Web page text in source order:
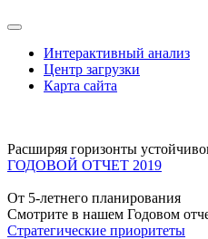
Интерактивный анализ
Центр загрузки
Карта сайта
Расширяя горизонты
ГОДОВОЙ ОТЧЕТ 2019
От 5-летнего планирования
Смотрите в нашем Годовом
Стратегические приоритеты